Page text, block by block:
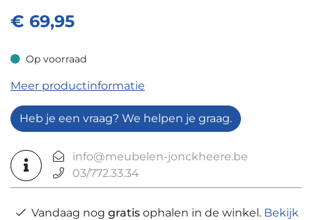
€ 69,95
Op voorraad
Op voorraad
Meer productinformatie
Heb je een vraag? We helpen je graag.
info@meubelen-jonckheere.be
03/772.33.34
Vandaag nog gratis ophalen in de winkel. Bekijk